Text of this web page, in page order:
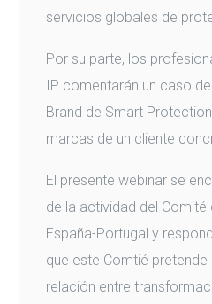
servicios globales de
Por su parte, los
IP comentarán un caso
Brand de Smart
marcas de un cliente
El presente webinar se
de la actividad del Comité
España-Portugal y
que este Comtié pretende
relación entre